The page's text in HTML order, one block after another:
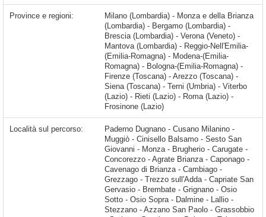
Province e regioni:
Milano (Lombardia) - Monza e della Brianza
(Lombardia) - Bergamo (Lombardia) -
Brescia (Lombardia) - Verona (Veneto) -
Mantova (Lombardia) - Reggio-Nell'Emilia-
(Emilia-Romagna) - Modena-(Emilia-
Romagna) - Bologna-(Emilia-Romagna) -
Firenze (Toscana) - Arezzo (Toscana) -
Siena (Toscana) - Terni (Umbria) - Viterbo
(Lazio) - Rieti (Lazio) - Roma (Lazio) -
Frosinone (Lazio)
Località sul percorso: Paderno Dugnano - Cusano Milanino - Muggiò - Cinisello Balsamo - Sesto San Giovanni - Monza - Brugherio - Carugate - Concorezzo - Agrate Brianza - Caponago - Cavenago di Brianza - Cambiago - Grezzago - Trezzo sull'Adda - Capriate San Gervasio - Brembate - Grignano - Osio Sotto - Osio Sopra - Dalmine - Lallio - Stezzano - Azzano San Paolo - Grassobbio - Seriate - Cassinone - Bolgare - Telgate - Grumello del Monte - Castelli Calepio - Tagliuno - Capriolo - San Pancrazio - Villa Pedergnano - Rovato - Cazzago San Martino